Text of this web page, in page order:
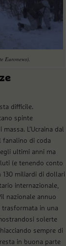
Euronews).
difficile.
spinte
L’Ucraina dal
fanalino di coda
ultimi anni ma
(e tenendo conto
130 miliardi di dollari
internazionale,
nazionale annuo
trasformata in una
solerte
sempre di
in buona parte